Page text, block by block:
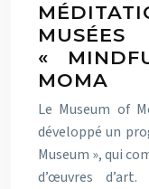
«
MOMA
Le Museum of
développé un
Museum », qui
d’œuvres